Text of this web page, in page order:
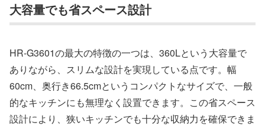
大容量でも省スペース設計
HR-G3601の最大の特徴の一つは、360Lという大容量で
ありながら、スリムな設計を実現している点です。幅
60cm、奥行き66.5cmというコンパクトなサイズで、一般
的なキッチンにも無理なく設置できます。この省スペース
設計により、狭いキッチンでも十分な収納力を確保できま